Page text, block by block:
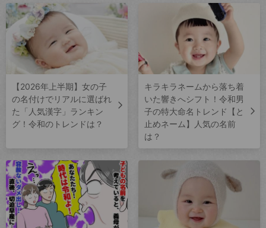
【2026年上半期】女の子
の名付けでリアルに選ばれ
た「人気漢字」ランキン
グ！令和のトレンドは？
キラキラネームから落ち着
いた響きへシフト！令和男
子の特大命名トレンド【と
止めネーム】人気の名前
は？